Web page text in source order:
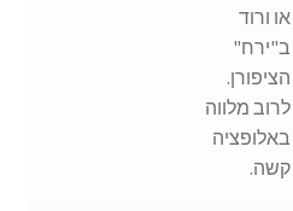
או ורוד
ב"ירח"
הציפורן.
לרוב מלווה
באלופציה
קשה.